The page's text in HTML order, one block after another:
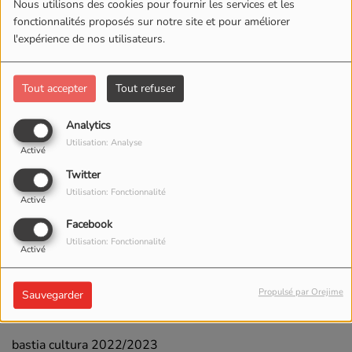
Nous utilisons des cookies pour fournir les services et les
fonctionnalités proposés sur notre site et pour améliorer
l'expérience de nos utilisateurs.
Tout accepter Tout refuser
Analytics
Activé
Utilisation: Analyse
Twitter
Activé
Utilisation: Fonctionnalité
Facebook
Activé
Utilisation: Fonctionnalité
Sauvegarder Propulsé par Orejime
08 SEPTEMBRE 2022 -
1534 VUES
ÉCOUTER LE PODCAST
bastia cultura 2022/2023